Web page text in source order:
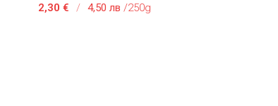
2,30 € / 4,50 лв /250g